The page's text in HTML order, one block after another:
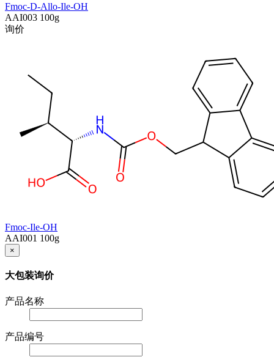
Fmoc-D-Allo-Ile-OH
AAI003 100g
询价
Fmoc-Ile-OH
AAI001 100g
×
大包装询价
产品名称
产品编号